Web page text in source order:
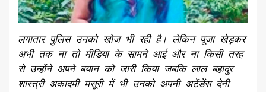
लगातार पुलिस उनको खोज भी रही है। लेकिन पूजा खेड़कर
अभी तक ना तो मीडिया के सामने आई और ना किसी तरह
से उन्होंने अपने बयान को जारी किया जबकि लाल बहादुर
शास्त्री अकादमी मसूरी में भी उनको अपनी अटेंडेंस देनी